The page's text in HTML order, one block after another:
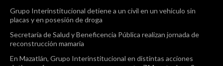
Grupo Interinstitucional detiene a un civil en un vehículo sin
placas y en posesión de droga
Secretaría de Salud y Beneficencia Pública realizan jornada de
reconstrucción mamaria
En Mazatlán, Grupo Interinstitucional en distintas acciones